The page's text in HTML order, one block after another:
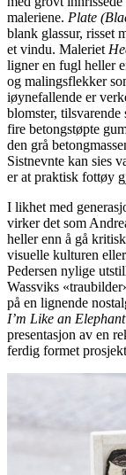
maleriene. Plate
blank glassur, risset
et vindu. Maleriet
ligner en fugl heller
og malingsflekker
iøynefallende er
blomster, tilsvarende
fire betongstøpte
den grå
Sistnevnte kan sies
er at praktisk fottøy
I likhet med
virker det som
heller enn å gå
visuelle kulturen
Pedersen nylige
Wassviks
på en lignende
I’m Like an Elephant
presentasjon av en
ferdig formet